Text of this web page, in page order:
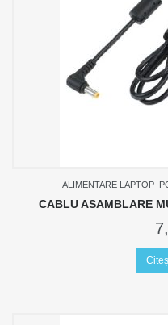
ALIMENTARE LAPTOP
CABLU ASAMBLARE